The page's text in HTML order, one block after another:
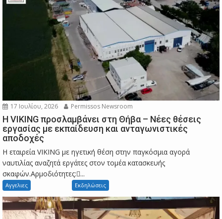
17 Ιουλίου, 2026 Permissos Newsroom
Η VIKING προσλαμβάνει στη Θήβα – Νέες θέσεις
εργασίας με εκπαίδευση και ανταγωνιστικές
αποδοχές
Η εταιρεία VIKING με ηγετική θέση στην παγκόσμια αγορά
ναυτιλίας αναζητά εργάτες στον τομέα κατασκευής
σκαφών.Αρμοδιότητες:...
Αγγελιες Εκδηλώσεις